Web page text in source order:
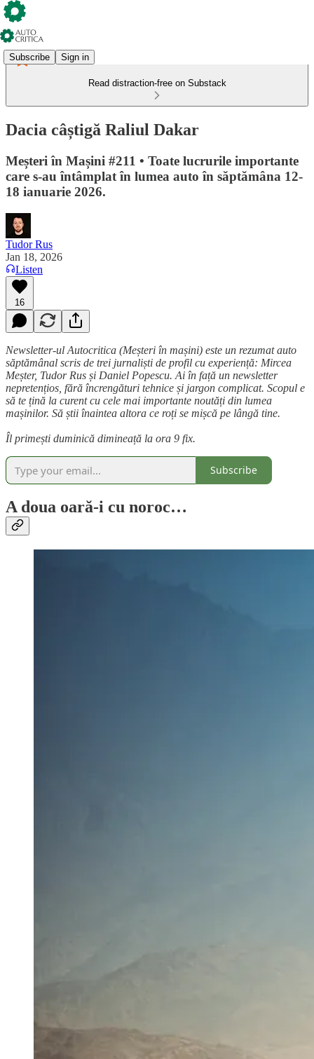
Subscribe Sign in
Read distraction-free on Substack
Dacia câștigă Raliul Dakar
Meșteri în Mașini #211 • Toate lucrurile importante
care s-au întâmplat în lumea auto în săptămâna 12-
18 ianuarie 2026.
Tudor Rus
Jan 18, 2026
Listen
16
Newsletter-ul Autocritica (Meșteri în mașini) este un rezumat auto
săptămânal scris de trei jurnaliști de profil cu experiență: Mircea
Meșter, Tudor Rus și Daniel Popescu. Ai în față un newsletter
nepretențios, fără încrengături tehnice și jargon complicat. Scopul e
să te țină la curent cu cele mai importante noutăți din lumea
mașinilor. Să știi înaintea altora ce roți se mișcă pe lângă tine.
Îl primești duminică dimineață la ora 9 fix.
Subscribe
A doua oară-i cu noroc…